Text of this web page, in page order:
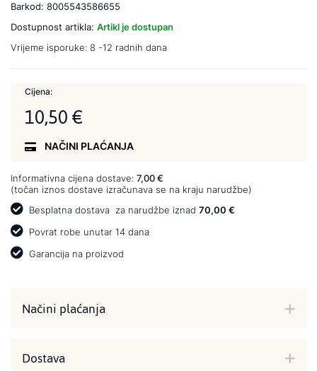
Barkod: 8005543586655
Dostupnost artikla: Artikl je dostupan
Vrijeme isporuke: 8 -12 radnih dana
Cijena:
10,50 €
NAČINI PLAĆANJA
Informativna cijena dostave: 7,00 €
(točan iznos dostave izračunava se na kraju narudžbe)
Besplatna dostava za narudžbe iznad 70,00 €
Povrat robe unutar 14 dana
Garancija na proizvod
Načini plaćanja
Dostava